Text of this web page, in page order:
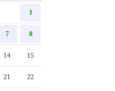
1
7 8
14 15
21 22